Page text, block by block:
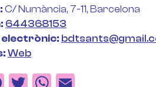
C/ Numància, 7-11, Barcelona
644368153
Web
Facebook
Twitter
WhatsApp